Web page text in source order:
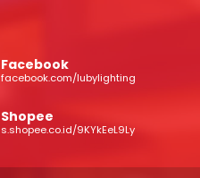
Facebook
facebook.com/lubylighting
Shopee
s.shopee.co.id/9KYkEeL9Ly